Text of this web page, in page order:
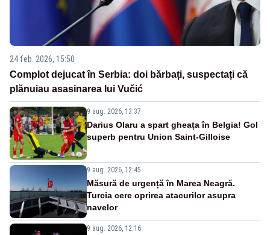
24 feb. 2026, 15:50
Complot dejucat în Serbia: doi bărbați, suspectați că
plănuiau asasinarea lui Vučić
9 aug. 2026, 13:37
Darius Olaru a spart gheața în Belgia! Gol
superb pentru Union Saint-Gilloise
9 aug. 2026, 12:45
Măsură de urgență în Marea Neagră.
Turcia cere oprirea atacurilor asupra
navelor
9 aug. 2026, 12:16